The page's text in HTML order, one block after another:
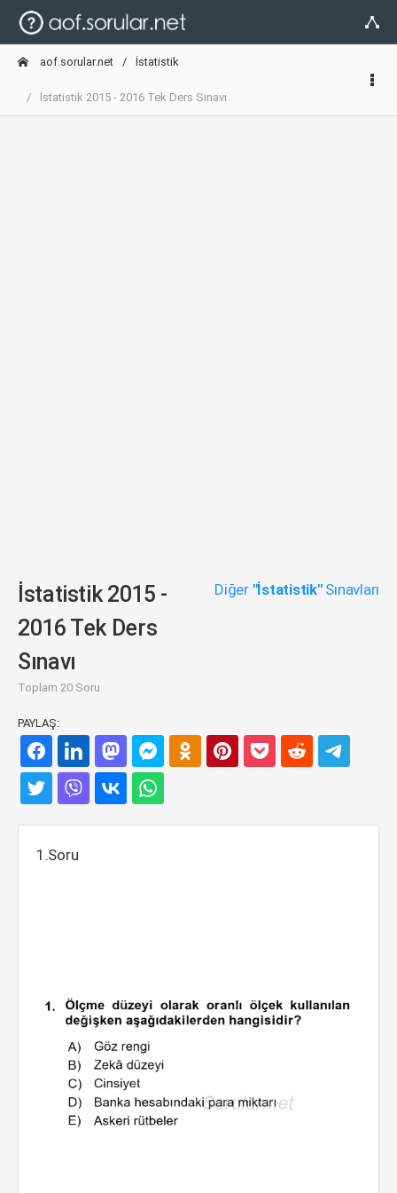
aof.sorular.net İstatistik
İstatistik 2015 - 2016 Tek Ders Sınavı
İstatistik 2015 -
2016 Tek Ders
Sınavı
Toplam 20 Soru
Diğer "İstatistik"Sınavları
PAYLAŞ:
1.Soru